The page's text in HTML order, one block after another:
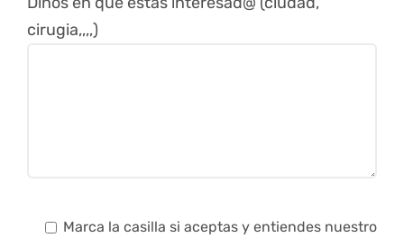
cirugia,,,,)
Marca la casilla si aceptas y entiendes nuestro